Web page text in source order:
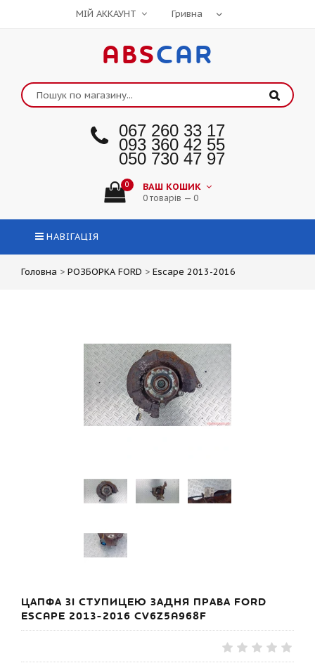
МІЙ АККАУНТ
ABSCAR
067 260 33 17
093 360 42 55
050 730 47 97
0 ВАШ КОШИК
0 товарів — 0
НАВІГАЦІЯ
Головна > РОЗБОРКА FORD > Escape 2013-2016
ЦАПФА ЗІ СТУПИЦЕЮ ЗАДНЯ ПРАВА FORD
ESCAPE 2013-2016 CV6Z5A968F